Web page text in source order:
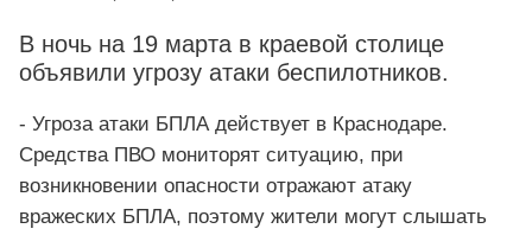
В ночь на 19 марта в краевой столице
объявили угрозу атаки беспилотников.
- Угроза атаки БПЛА действует в Краснодаре.
Средства ПВО мониторят ситуацию, при
возникновении опасности отражают атаку
вражеских БПЛА, поэтому жители могут слышать